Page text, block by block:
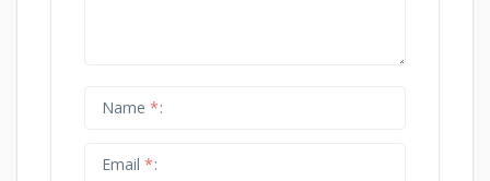
Name *
Email *